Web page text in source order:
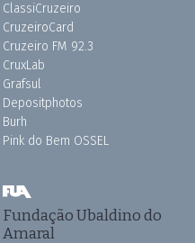
ClassiCruzeiro
CruzeiroCard
Cruzeiro FM 92.3
CruxLab
Grafsul
Depositphotos
Burh
Pink do Bem OSSEL
Fundação Ubaldino do
Amaral